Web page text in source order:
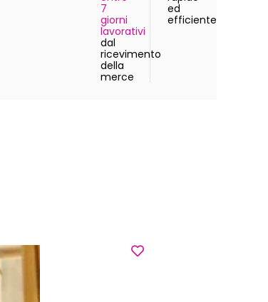
7
giorni
lavorativi
dal
ricevimento
della
merce
ed
efficiente